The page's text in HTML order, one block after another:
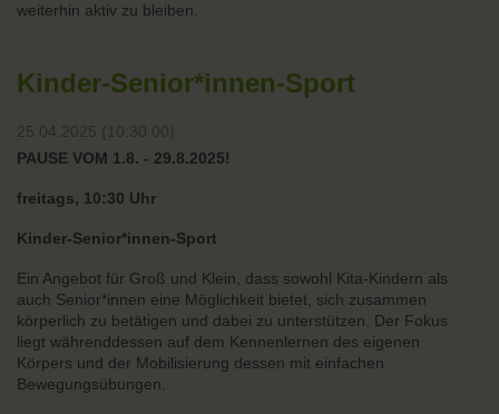
weiterhin aktiv zu bleiben.
Kinder-Senior*innen-Sport
25.04.2025 (10:30:00)
PAUSE VOM 1.8. - 29.8.2025!
freitags, 10:30 Uhr
Kinder-Senior*innen-Sport
Ein Angebot für Groß und Klein, dass sowohl Kita-Kindern als
auch Senior*innen eine Möglichkeit bietet, sich zusammen
körperlich zu betätigen und dabei zu unterstützen. Der Fokus
liegt währenddessen auf dem Kennenlernen des eigenen
Körpers und der Mobilisierung dessen mit einfachen
Bewegungsübungen.